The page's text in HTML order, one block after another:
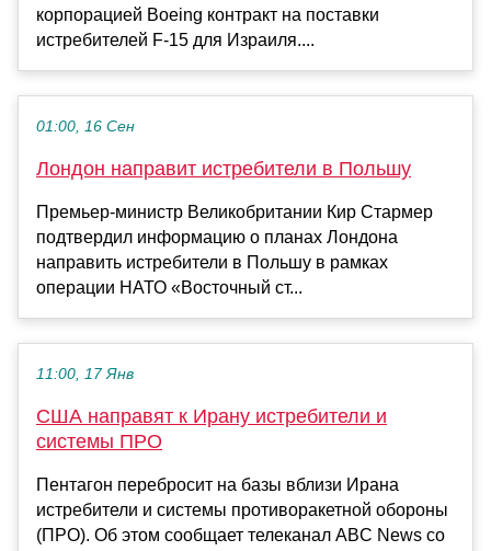
корпорацией Boeing контракт на поставки
истребителей F-15 для Израиля....
01:00, 16 Сен
Лондон направит истребители в Польшу
Премьер-министр Великобритании Кир Стармер
подтвердил информацию о планах Лондона
направить истребители в Польшу в рамках
операции НАТО «Восточный ст...
11:00, 17 Янв
США направят к Ирану истребители и
системы ПРО
Пентагон перебросит на базы вблизи Ирана
истребители и системы противоракетной обороны
(ПРО). Об этом сообщает телеканал ABC News со